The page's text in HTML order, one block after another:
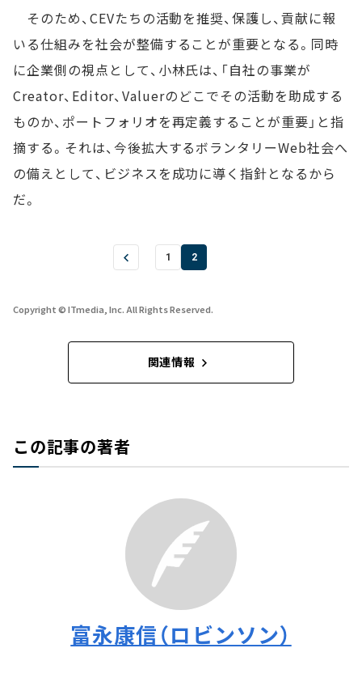
そのため、CEVたちの活動を推奨、保護し、貢献に報
いる仕組みを社会が整備することが重要となる。同時
に企業側の視点として、小林氏は、「自社の事業が
Creator、Editor、Valuerのどこでその活動を助成する
ものか、ポートフォリオを再定義することが重要」と指
摘する。それは、今後拡大するボランタリーWeb社会へ
の備えとして、ビジネスを成功に導く指針となるから
だ。
1 2
Copyright © ITmedia, Inc. All Rights Reserved.
関連情報
この記事の著者
富永康信（ロビンソン）